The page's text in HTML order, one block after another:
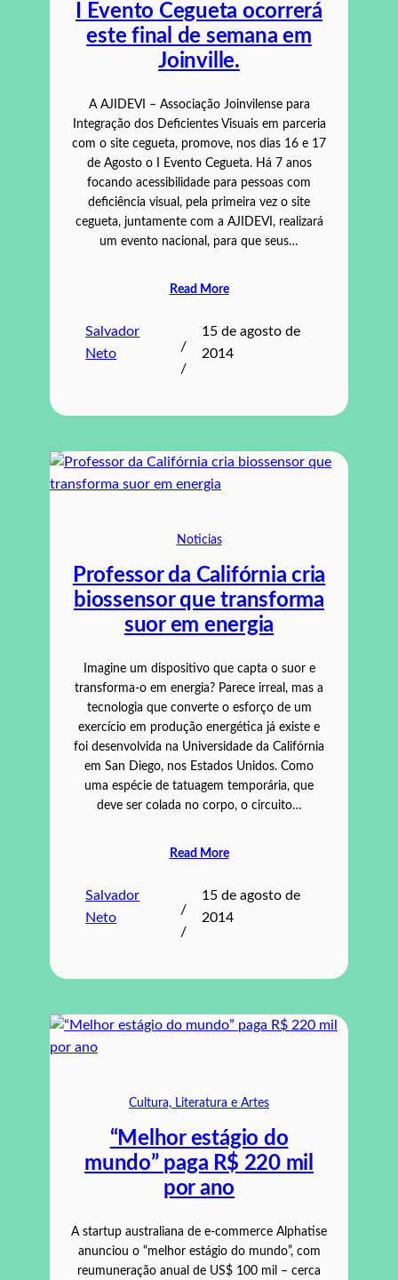
I Evento Cegueta ocorrerá
este final de semana em
Joinville.
A AJIDEVI – Associação Joinvilense para
Integração dos Deficientes Visuais em parceria
com o site cegueta, promove, nos dias 16 e 17
de Agosto o I Evento Cegueta. Há 7 anos
focando acessibilidade para pessoas com
deficiência visual, pela primeira vez o site
cegueta, juntamente com a AJIDEVI, realizará
um evento nacional, para que seus…
Read More
Salvador
Neto
/
/
15 de agosto de
2014
Noticias
Professor da Califórnia cria
biossensor que transforma
suor em energia
Imagine um dispositivo que capta o suor e
transforma-o em energia? Parece irreal, mas a
tecnologia que converte o esforço de um
exercício em produção energética já existe e
foi desenvolvida na Universidade da Califórnia
em San Diego, nos Estados Unidos. Como
uma espécie de tatuagem temporária, que
deve ser colada no corpo, o circuito…
Read More
Salvador
Neto
/
/
15 de agosto de
2014
Cultura, Literatura e Artes
“Melhor estágio do
mundo” paga R$ 220 mil
por ano
A startup australiana de e-commerce Alphatise
anunciou o “melhor estágio do mundo”, com
reumuneração anual de US$ 100 mil – cerca